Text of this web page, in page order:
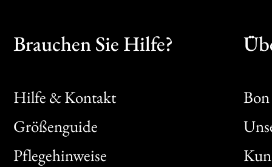
Brauchen Sie Hilfe?
Hilfe & Kontakt
Größenguide
Pflegehinweise
Bon